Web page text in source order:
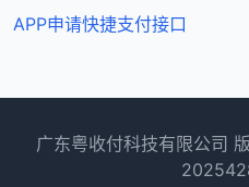
APP申请快捷支付接口
广东粤收付科技有限公司